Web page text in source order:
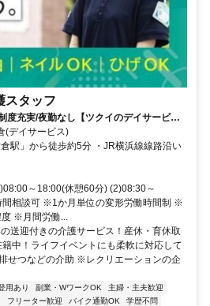
スタッフ
度充実/夜勤なし【ツクイのデイサービス/
(デイサービス)
駅」から徒歩約5分 ・JR横浜線線路沿い
～18:00(休憩60分) (2)08:30～
相談可 ※1か月単位の変形労働時間制 ※
度 ※月間労働...
送迎付きの介護サービス！産休・育休取
中！ライフイベントにも柔軟に対応して
せつなどの介助 ※レクリエーションの企
用あり 副業・WワークOK
主婦・主夫歓迎
フリーター歓迎 バイク通勤OK
学歴不問